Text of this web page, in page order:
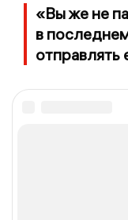
«Вы же не
в
отправлять